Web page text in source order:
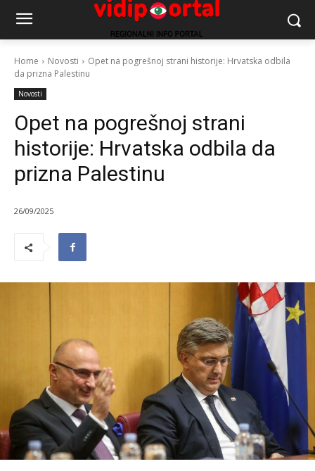
Home Novosti
Opet na pogrešnoj strani historije: Hrvatska odbila
da prizna Palestinu
Novosti
Opet na pogrešnoj strani
historije: Hrvatska odbila da
prizna Palestinu
26/09/2025